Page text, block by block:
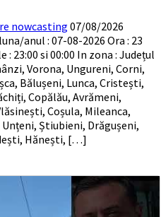
nowcasting 07/08/2026
anul : 07-08-2026 Ora : 23
: 23:00 si 00:00 In zona : Județul
Vorona, Ungureni, Corni,
Bălușeni, Lunca, Cristești,
Copălău, Avrămeni,
Coșula, Mileanca,
Știubieni, Drăgușeni,
Hănești, […]